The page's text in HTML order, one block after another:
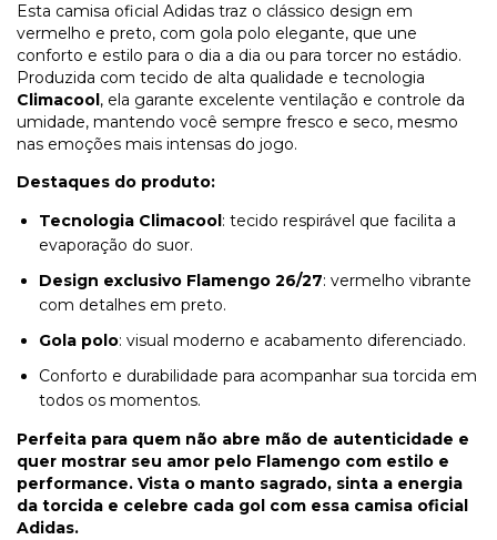
Esta camisa oficial Adidas traz o clássico design em
vermelho e preto, com gola polo elegante, que une
conforto e estilo para o dia a dia ou para torcer no estádio.
Produzida com tecido de alta qualidade e tecnologia
Climacool, ela garante excelente ventilação e controle da
umidade, mantendo você sempre fresco e seco, mesmo
nas emoções mais intensas do jogo.
Destaques do produto:
Tecnologia Climacool: tecido respirável que facilita a
evaporação do suor.
Design exclusivo Flamengo 26/27: vermelho vibrante
com detalhes em preto.
Gola polo: visual moderno e acabamento diferenciado.
Conforto e durabilidade para acompanhar sua torcida em
todos os momentos.
Perfeita para quem não abre mão de autenticidade e
quer mostrar seu amor pelo Flamengo com estilo e
performance. Vista o manto sagrado, sinta a energia
da torcida e celebre cada gol com essa camisa oficial
Adidas.